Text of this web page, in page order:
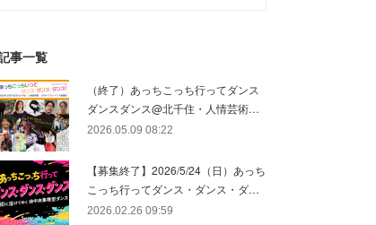
事一覧
（終了）あっちこっち行ってダンス
ダンスダンス@北千住・人情芸術…
2026.05.09 08:22
【募集終了】2026/5/24（日）あっち
こっち行ってダンス・ダンス・ダ…
2026.02.26 09:59